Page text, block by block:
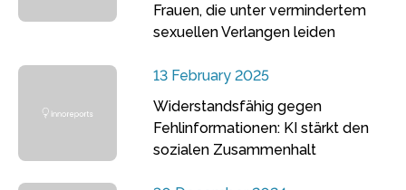
Frauen, die unter vermindertem
sexuellen Verlangen leiden
13 February 2025
Widerstandsfähig gegen
Fehlinformationen: KI stärkt den
sozialen Zusammenhalt